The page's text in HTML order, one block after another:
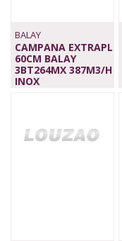
BALAY
CAMPANA EXTRAPL
60CM BALAY
3BT264MX 387M3/H
INOX